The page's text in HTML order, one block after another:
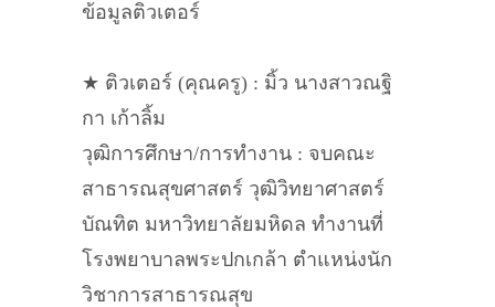
ข้อมูลติวเตอร์
★ ติวเตอร์ (คุณครู) : มิ้ว นางสาวณฐิ
กา เก้าลิ้ม
วุฒิการศึกษา/การทำงาน : จบคณะ
สาธารณสุขศาสตร์ วุฒิวิทยาศาสตร์
บัณทิต มหาวิทยาลัยมหิดล ทำงานที่
โรงพยาบาลพระปกเกล้า ตำแหน่งนัก
วิชาการสาธารณสุข